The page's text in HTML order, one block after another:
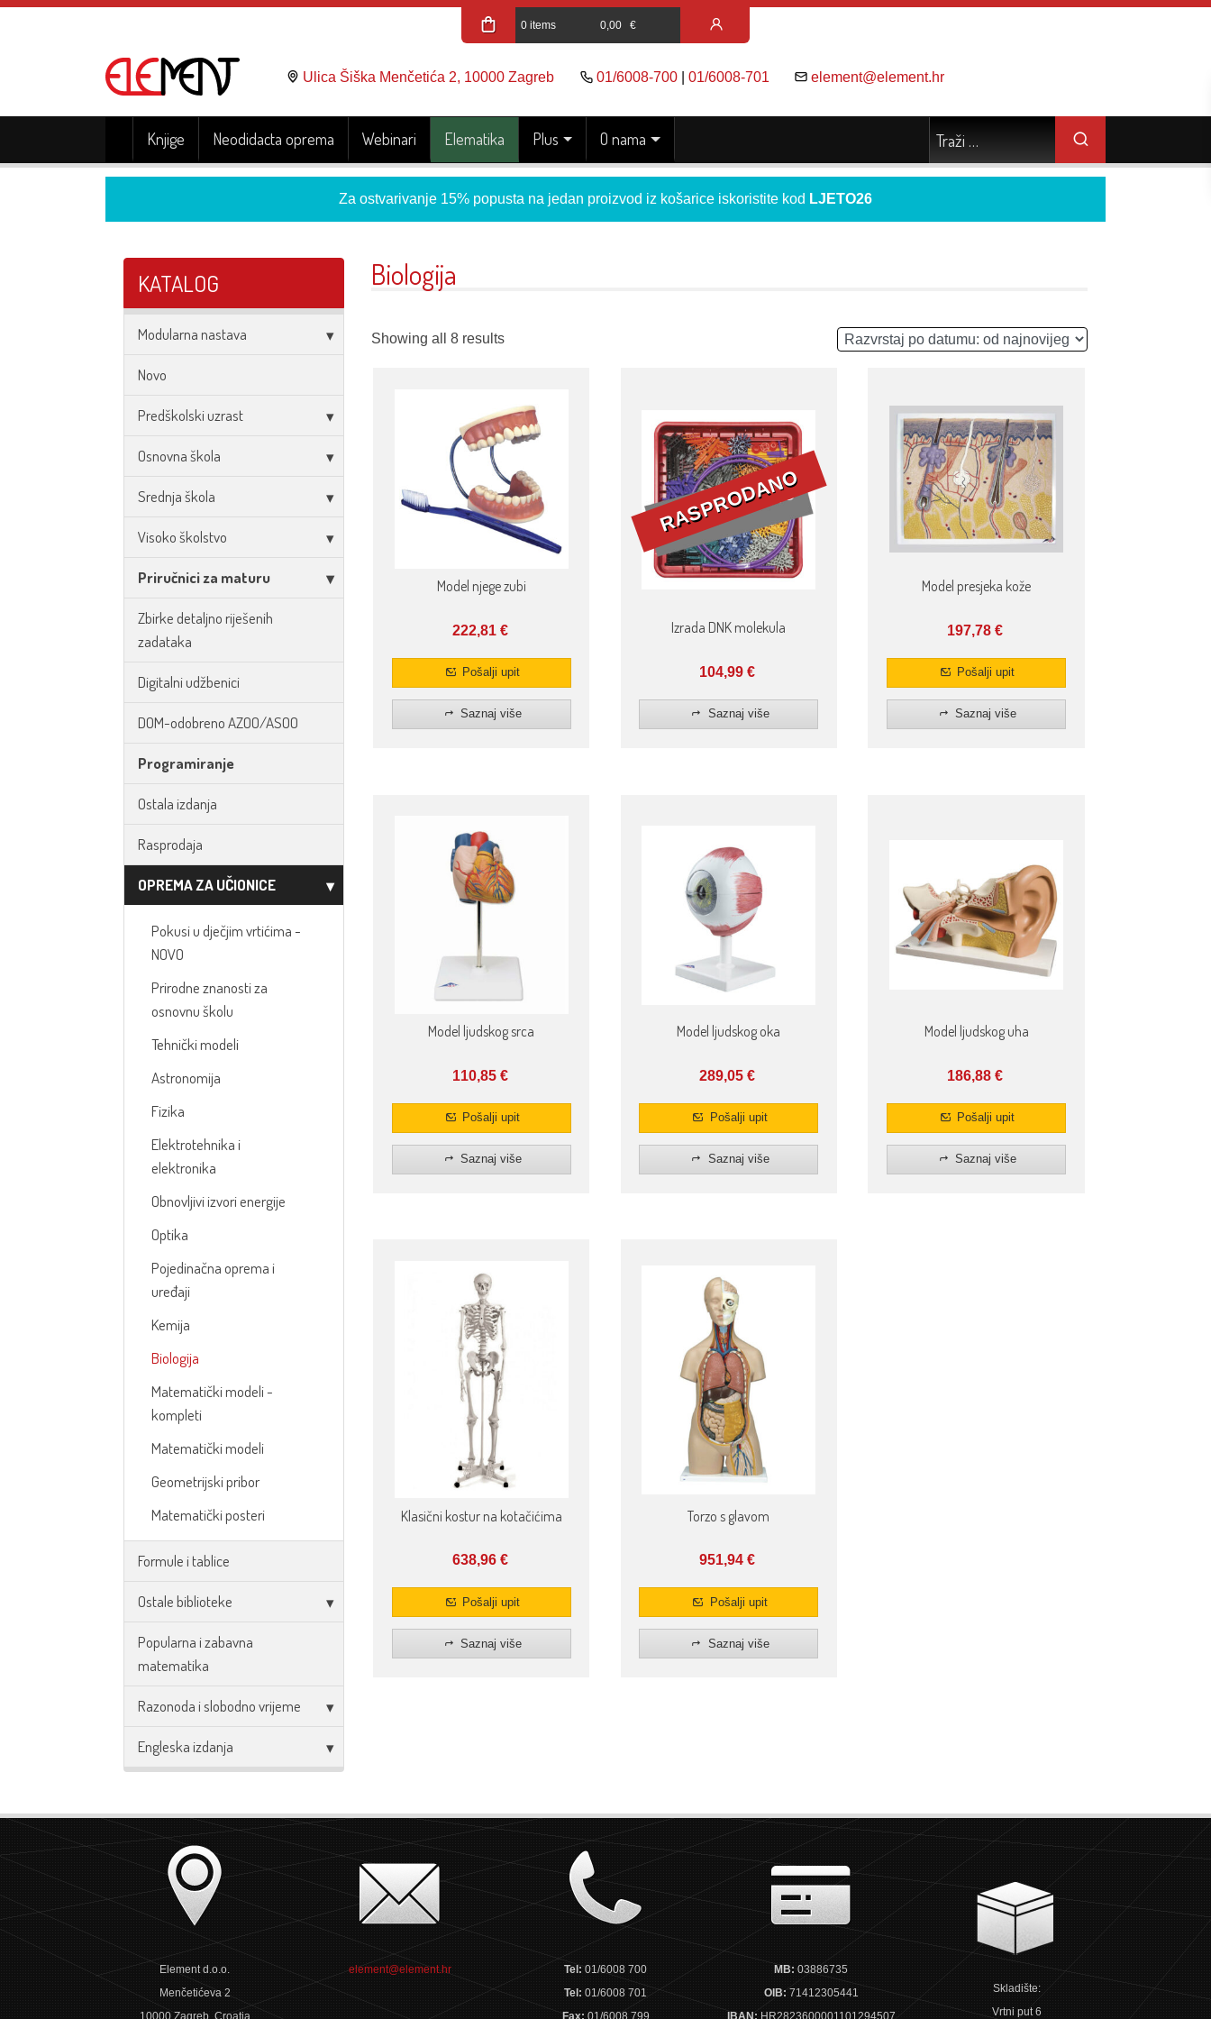
0 items 0,00 €
Ulica Šiška Menčetića 2, 10000 Zagreb 01/6008-700| 01/6008-701 element@element.hr
Knjige Neodidacta oprema Webinari Elematika Plus O nama
Za ostvarivanje 15% popusta na jedan proizvod iz košarice iskoristite kod LJETO26
KATALOG
Modularna nastava
Novo
Predškolski uzrast
Osnovna škola
Srednja škola
Visoko školstvo
Priručnici za maturu
Zbirke detaljno riješenih
zadataka
Digitalni udžbenici
DOM-odobreno AZOO/ASOO
Programiranje
Ostala izdanja
Rasprodaja
OPREMA ZA UČIONICE
Pokusi u dječjim vrtićima -
NOVO
Prirodne znanosti za
osnovnu školu
Tehnički modeli
Astronomija
Fizika
Elektrotehnika i
elektronika
Obnovljivi izvori energije
Optika
Pojedinačna oprema i
uređaji
Kemija
Biologija
Matematički modeli -
kompleti
Matematički modeli
Geometrijski pribor
Matematički posteri
Formule i tablice
Ostale biblioteke
Popularna i zabavna
matematika
Razonoda i slobodno vrijeme
Engleska izdanja
Biologija
Showing all 8 results
Model njege zubi
222,81 €
Pošalji upit
Saznaj više
Izrada DNK molekula
104,99€
Saznaj više
Model presjeka kože
197,78 €
Pošalji upit
Saznaj više
Model ljudskog srca
110,85 €
Pošalji upit
Saznaj više
Model ljudskog oka
289,05€
Pošalji upit
Saznaj više
Model ljudskog uha
186,88 €
Pošalji upit
Saznaj više
Klasični kostur na kotačićima
638,96 €
Pošalji upit
Saznaj više
Torzo s glavom
951,94€
Pošalji upit
Saznaj više
Element d.o.o.
Menčetićeva 2
10000 Zagreb, Croatia
element@element.hr Tel: 01/6008 700
Tel: 01/6008 701
Fax: 01/6008 799
MB: 03886735
OIB: 71412305441
IBAN: HR2823600001101294507
Skladište:
Vrtni put 6